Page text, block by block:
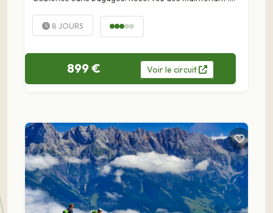
total : env. 111 km Distance moyenne/jour : 18 km Niveau
de difficulté : soutenu Vous...
8 JOURS
899 € Voirle circuit